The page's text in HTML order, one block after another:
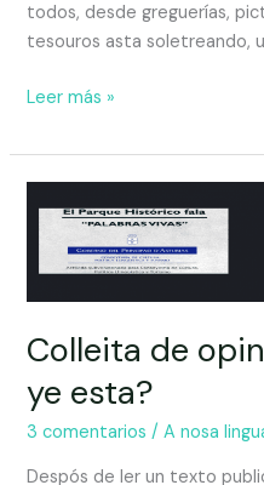
todos, desde greguerías,
tesouros asta soletreando,
Leer más »
Colleita de
ye esta?
3 comentarios /A nosa
Despós de ler un texto